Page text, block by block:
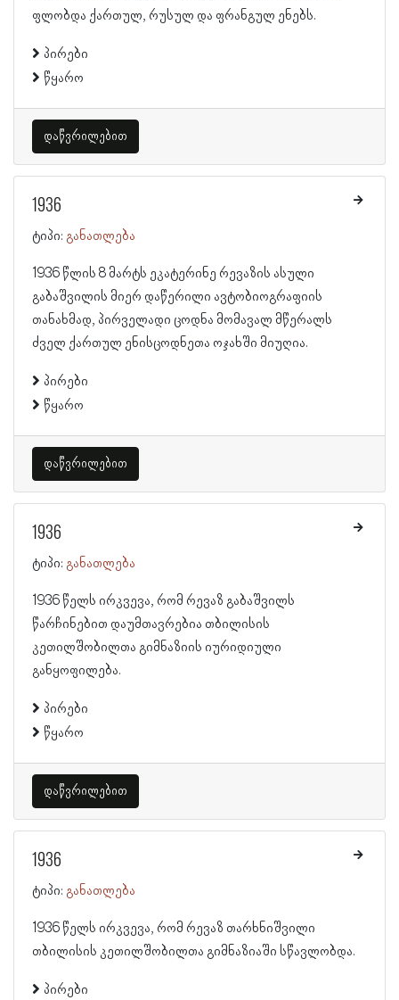
ფლობდა ქართულ, რუსულ და ფრანგულ ენებს.
პირები
წყარო
დაწვრილებით
1936
ტიპი: განათლება
1936 წლის 8 მარტს ეკატერინე რევაზის ასული
გაბაშვილის მიერ დაწერილი ავტობიოგრაფიის
თანახმად, პირველადი ცოდნა მომავალ მწერალს
ძველ ქართულ ენისცოდნეთა ოჯახში მიუღია.
პირები
წყარო
დაწვრილებით
1936
ტიპი: განათლება
1936 წელს ირკვევა, რომ რევაზ გაბაშვილს
წარჩინებით დაუმთავრებია თბილისის
კეთილშობილთა გიმნაზიის იურიდიული
განყოფილება.
პირები
წყარო
დაწვრილებით
1936
ტიპი: განათლება
1936 წელს ირკვევა, რომ რევაზ თარხნიშვილი
თბილისის კეთილშობილთა გიმნაზიაში სწავლობდა.
პირები